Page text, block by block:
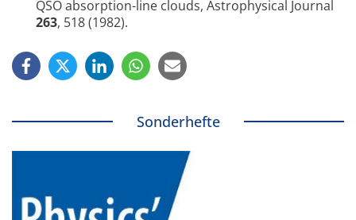
QSO absorption-line clouds, Astrophysical Journal
263, 518 (1982).
Sonderhefte